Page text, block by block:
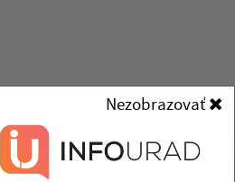
Nezobrazovať